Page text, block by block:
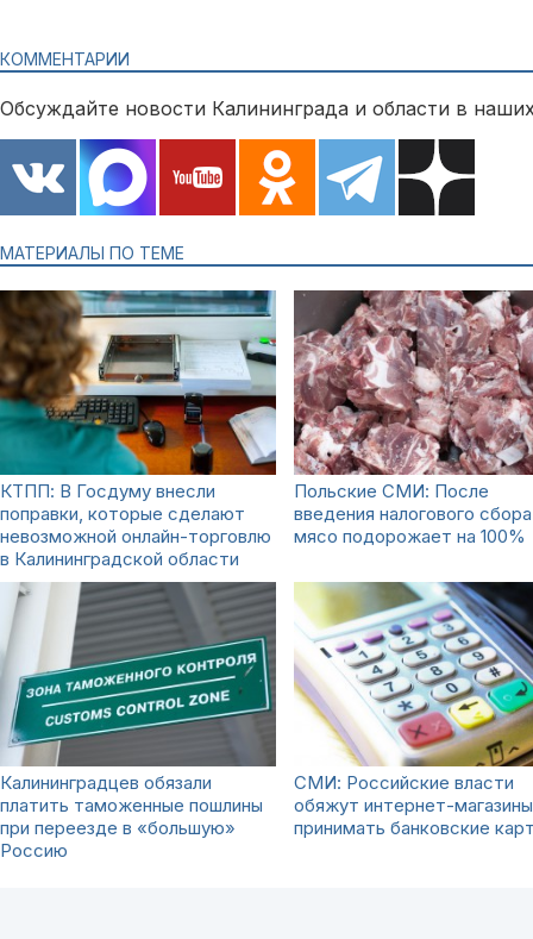
КОММЕНТАРИИ
Обсуждайте новости Калининграда и области в
МАТЕРИАЛЫ ПО ТЕМЕ
КТПП: В Госдуму внесли
поправки, которые сделают
невозможной онлайн-торговлю
в Калининградской области
Польские СМИ: После
введения налогового сбора
мясо подорожает на 100%
Калининградцев обязали
платить таможенные пошлины
при переезде в «большую»
Россию
СМИ: Российские власти
обяжут интернет-магазины
принимать банковские